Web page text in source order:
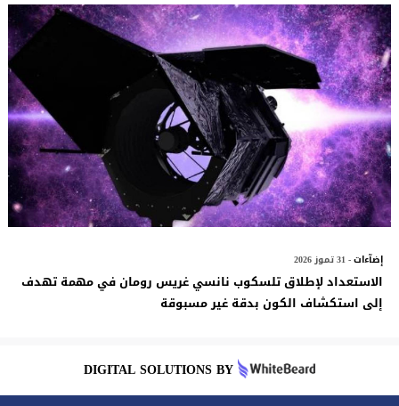
إضآءات- 31 تموز 2026
الاستعداد لإطلاق تلسكوب نانسي غريس رومان في مهمة تهدف
إلى استكشاف الكون بدقة غير مسبوقة
DIGITAL SOLUTIONS BY